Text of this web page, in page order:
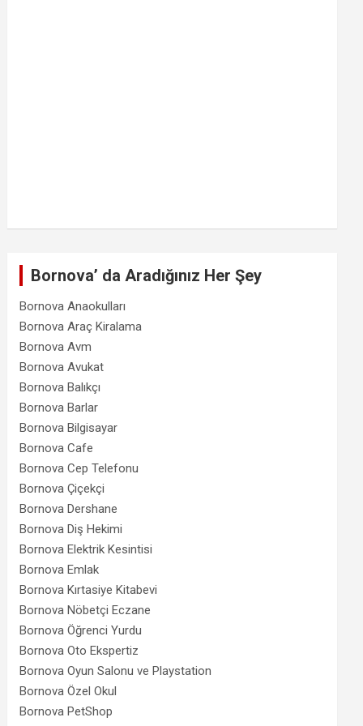
Bornova’ da Aradığınız Her Şey
Bornova Anaokulları
Bornova Araç Kiralama
Bornova Avm
Bornova Avukat
Bornova Balıkçı
Bornova Barlar
Bornova Bilgisayar
Bornova Cafe
Bornova Cep Telefonu
Bornova Çiçekçi
Bornova Dershane
Bornova Diş Hekimi
Bornova Elektrik Kesintisi
Bornova Emlak
Bornova Kırtasiye Kitabevi
Bornova Nöbetçi Eczane
Bornova Öğrenci Yurdu
Bornova Oto Ekspertiz
Bornova Oyun Salonu ve Playstation
Bornova Özel Okul
Bornova PetShop